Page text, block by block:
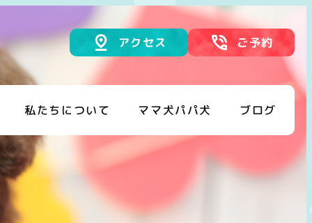
私たちについて ママ犬パパ犬 ブログ
アクセス ご予約